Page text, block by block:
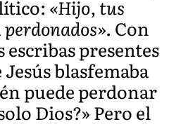
«Hijo, tus
perdonados».Con
presentes
blasfemaba
puede perdonar
Dios?» Pero el